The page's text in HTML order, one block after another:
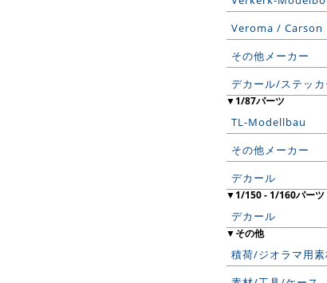
Veroma / Carson
その他メーカー
デカール/ステッカ
▼1/87パーツ
TL-Modellbau
その他メーカー
デカール
▼1/150 - 1/160パーツ
デカール
▼その他
積荷/ジオラマ用素